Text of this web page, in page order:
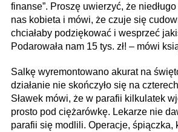
finanse”. Proszę uwierzyć, że
nas kobieta i mówi, że czuje się
chciałaby podziękować i wesprzeć
Podarowała nam 15 tys. zł! – mówi
Salkę wyremontowano akurat na
działanie nie skończyło się na
Sławek mówi, że w parafii kilkulatek
prosto pod ciężarówkę. Lekarze nie
parafii się modlili. Operacje, śpiączka,